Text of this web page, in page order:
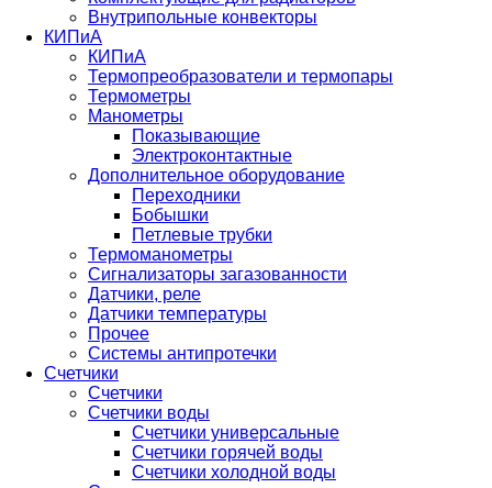
Внутрипольные конвекторы
КИПиА
КИПиА
Термопреобразователи и термопары
Термометры
Манометры
Показывающие
Электроконтактные
Дополнительное оборудование
Переходники
Бобышки
Петлевые трубки
Термоманометры
Сигнализаторы загазованности
Датчики, реле
Датчики температуры
Прочее
Системы антипротечки
Счетчики
Счетчики
Счетчики воды
Счетчики универсальные
Счетчики горячей воды
Счетчики холодной воды